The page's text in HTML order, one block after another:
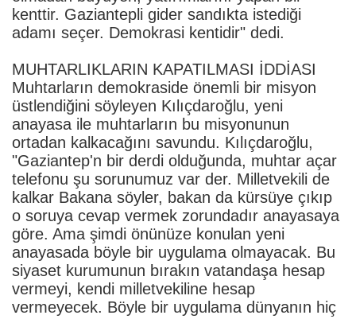
kenttir. Gaziantepli gider sandıkta istediği
adamı seçer. Demokrasi kentidir" dedi.
MUHTARLIKLARIN KAPATILMASI İDDİASI
Muhtarların demokraside önemli bir misyon
üstlendiğini söyleyen Kılıçdaroğlu, yeni
anayasa ile muhtarların bu misyonunun
ortadan kalkacağını savundu. Kılıçdaroğlu,
"Gaziantep'n bir derdi olduğunda, muhtar açar
telefonu şu sorunumuz var der. Milletvekili de
kalkar Bakana söyler, bakan da kürsüye çıkıp
o soruya cevap vermek zorundadır anayasaya
göre. Ama şimdi önünüze konulan yeni
anayasada böyle bir uygulama olmayacak. Bu
siyaset kurumunun bırakın vatandaşa hesap
vermeyi, kendi milletvekiline hesap
vermeyecek. Böyle bir uygulama dünyanın hiç